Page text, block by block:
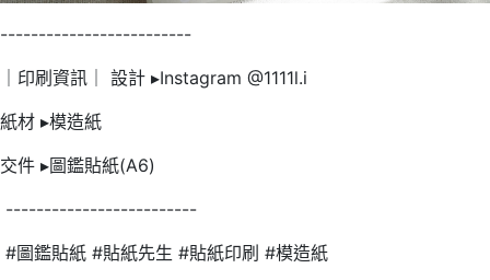
-------------------------
｜印刷資訊｜ 設計 ▸Instagram @1111l.i
紙材 ▸模造紙
交件 ▸圖鑑貼紙(A6)
-------------------------
#圖鑑貼紙 #貼紙先生 #貼紙印刷 #模造紙